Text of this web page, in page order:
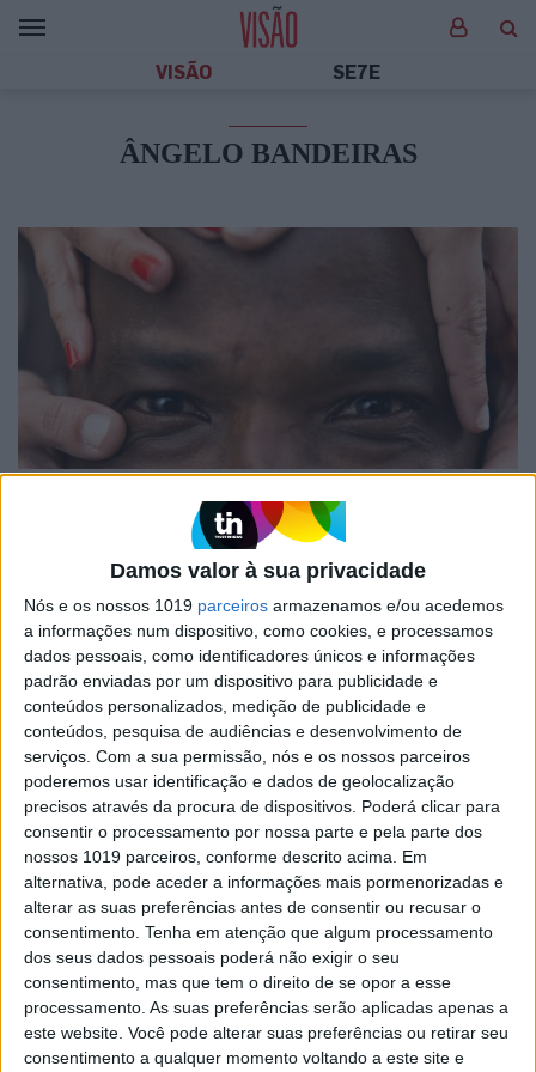
Damos valor à sua privacidade
Nós e os nossos 1019 parceiros armazenamos e/ou acedemos
a informações num dispositivo, como cookies, e processamos
dados pessoais, como identificadores únicos e informações
padrão enviadas por um dispositivo para publicidade e
conteúdos personalizados, medição de publicidade e
conteúdos, pesquisa de audiências e desenvolvimento de
serviços. Com a sua permissão, nós e os nossos parceiros
poderemos usar identificação e dados de geolocalização
precisos através da procura de dispositivos. Poderá clicar para
consentir o processamento por nossa parte e pela parte dos
nossos 1019 parceiros, conforme descrito acima. Em
alternativa, pode aceder a informações mais pormenorizadas e
alterar as suas preferências antes de consentir ou recusar o
consentimento. Tenha em atenção que algum processamento
dos seus dados pessoais poderá não exigir o seu
consentimento, mas que tem o direito de se opor a esse
processamento. As suas preferências serão aplicadas apenas a
este website. Você pode alterar suas preferências ou retirar seu
consentimento a qualquer momento voltando a este site e
VISÃO SE7E
ÂNGELO BANDEIRAS
O que o ator Ângelo Torres andou
para aqui chegar: relato de uma
vida invulgar
"Não há racistas assim-assim", afirma o ator,
engenheiro mecânico, que já experimentou o
racismo em três continentes
SITES DO GRUPO TRUST IN NEWS
Visão Visão Se7e